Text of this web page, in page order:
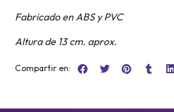
Fabricado en ABS y PVC
Altura de 13 cm. aprox.
Compartir en: